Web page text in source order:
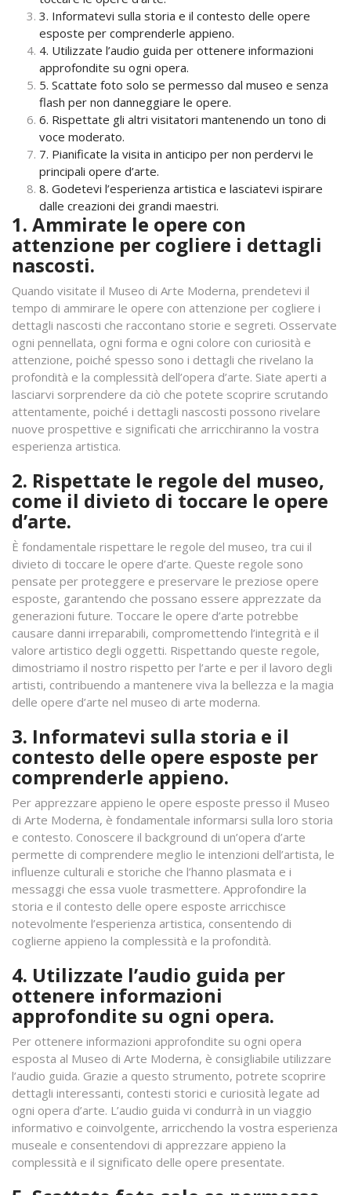
3. Informatevi sulla storia e il contesto delle opere
esposte per comprenderle appieno.
4. Utilizzate l’audio guida per ottenere informazioni
approfondite su ogni opera.
5. Scattate foto solo se permesso dal museo e senza
flash per non danneggiare le opere.
6. Rispettate gli altri visitatori mantenendo un tono di
voce moderato.
7. Pianificate la visita in anticipo per non perdervi le
principali opere d’arte.
8. Godetevi l’esperienza artistica e lasciatevi ispirare
dalle creazioni dei grandi maestri.
1. Ammirate le opere con
attenzione per cogliere i dettagli
nascosti.
Quando visitate il Museo di Arte Moderna, prendetevi il
tempo di ammirare le opere con attenzione per cogliere i
dettagli nascosti che raccontano storie e segreti. Osservate
ogni pennellata, ogni forma e ogni colore con curiosità e
attenzione, poiché spesso sono i dettagli che rivelano la
profondità e la complessità dell’opera d’arte. Siate aperti a
lasciarvi sorprendere da ciò che potete scoprire scrutando
attentamente, poiché i dettagli nascosti possono rivelare
nuove prospettive e significati che arricchiranno la vostra
esperienza artistica.
2. Rispettate le regole del museo,
come il divieto di toccare le opere
d’arte.
È fondamentale rispettare le regole del museo, tra cui il
divieto di toccare le opere d’arte. Queste regole sono
pensate per proteggere e preservare le preziose opere
esposte, garantendo che possano essere apprezzate da
generazioni future. Toccare le opere d’arte potrebbe
causare danni irreparabili, compromettendo l’integrità e il
valore artistico degli oggetti. Rispettando queste regole,
dimostriamo il nostro rispetto per l’arte e per il lavoro degli
artisti, contribuendo a mantenere viva la bellezza e la magia
delle opere d’arte nel museo di arte moderna.
3. Informatevi sulla storia e il
contesto delle opere esposte per
comprenderle appieno.
Per apprezzare appieno le opere esposte presso il Museo
di Arte Moderna, è fondamentale informarsi sulla loro storia
e contesto. Conoscere il background di un’opera d’arte
permette di comprendere meglio le intenzioni dell’artista, le
influenze culturali e storiche che l’hanno plasmata e i
messaggi che essa vuole trasmettere. Approfondire la
storia e il contesto delle opere esposte arricchisce
notevolmente l’esperienza artistica, consentendo di
coglierne appieno la complessità e la profondità.
4. Utilizzate l’audio guida per
ottenere informazioni
approfondite su ogni opera.
Per ottenere informazioni approfondite su ogni opera
esposta al Museo di Arte Moderna, è consigliabile utilizzare
l’audio guida. Grazie a questo strumento, potrete scoprire
dettagli interessanti, contesti storici e curiosità legate ad
ogni opera d’arte. L’audio guida vi condurrà in un viaggio
informativo e coinvolgente, arricchendo la vostra esperienza
museale e consentendovi di apprezzare appieno la
complessità e il significato delle opere presentate.